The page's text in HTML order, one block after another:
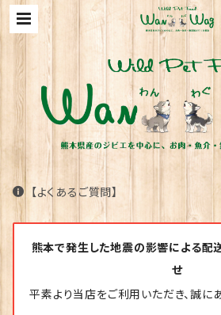
【よくあるご質問】
熊本で発生した地震の影響による配
せ
平素より当店をご利用いただき、誠に